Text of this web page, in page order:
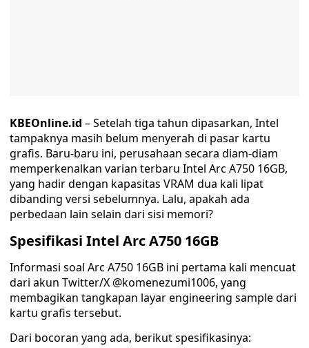
KBEOnline.id – Setelah tiga tahun dipasarkan, Intel
tampaknya masih belum menyerah di pasar kartu
grafis. Baru-baru ini, perusahaan secara diam-diam
memperkenalkan varian terbaru Intel Arc A750 16GB,
yang hadir dengan kapasitas VRAM dua kali lipat
dibanding versi sebelumnya. Lalu, apakah ada
perbedaan lain selain dari sisi memori?
Spesifikasi Intel Arc A750 16GB
Informasi soal Arc A750 16GB ini pertama kali mencuat
dari akun Twitter/X @komenezumi1006, yang
membagikan tangkapan layar engineering sample dari
kartu grafis tersebut.
Dari bocoran yang ada, berikut spesifikasinya: